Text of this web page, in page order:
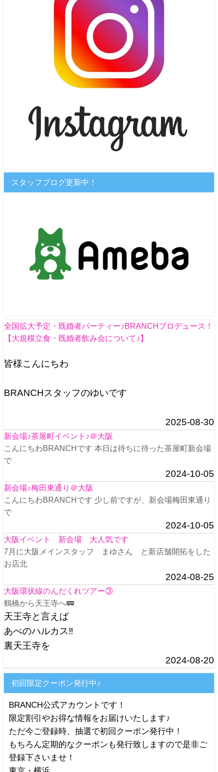
スタッフブログ更新中！
全国拡大予定・既婚者パーティー♪BRANCHプロデュース！
【大規模立食・既婚者飲み会について♪】
皆様こんにちわ
BRANCHスタッフのゆいです
2025-08-30
新会場♪茶屋町イベント♪＠大阪
こんにちわBRANCHです 本日は待ちに待った茶屋町新会場
で
2024-10-05
新会場♪梅田東通り＠大阪
こんにちわBRANCHです 少し前ですが、新会場梅田東通り
で
2024-10-05
大阪イベント 新会場 大人気です
7月に大阪メインスタッフ まゆさん と新店舗開拓をした
お店北
2024-08-25
大阪環状線のんだくれツアー③
鶴橋から天王寺へ🚃
天王寺と言えば
あべのハルカス‼️
裏天王寺を
2024-08-20
初回限定クーポン発行中♪
BRANCH公式アカウントです！
限定割引やお得な情報をお届けいたします♪
ただ今ご登録時、抽選で初回クーポン発行中！
もちろん定期的なクーポンも発行致しますので是非ご
登録下さいませ！
東京・横浜